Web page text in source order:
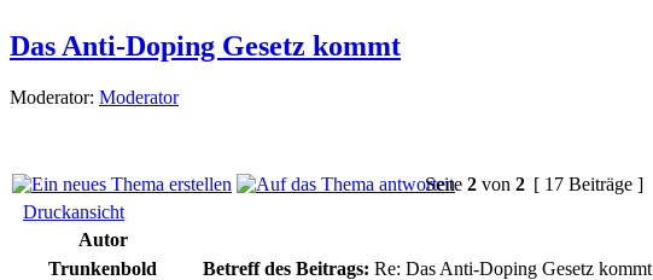
Das Anti-Doping Gesetz kommt
Moderator: Moderator
Seite 2 von 2 [ 17 Beiträge ]
Druckansicht
Autor
Trunkenbold
Betreff des Beitrags: Re: Das Anti-Doping Gesetz kommt